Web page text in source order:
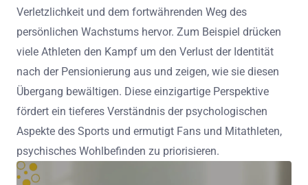
Verletzlichkeit und dem fortwährenden Weg des
persönlichen Wachstums hervor. Zum Beispiel drücken
viele Athleten den Kampf um den Verlust der Identität
nach der Pensionierung aus und zeigen, wie sie diesen
Übergang bewältigen. Diese einzigartige Perspektive
fördert ein tieferes Verständnis der psychologischen
Aspekte des Sports und ermutigt Fans und Mitathleten,
psychisches Wohlbefinden zu priorisieren.